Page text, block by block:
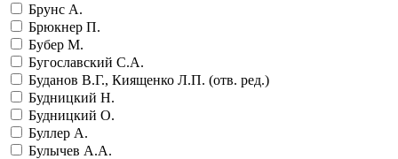
Брунс А.
Брюкнер П.
Бубер М.
Бугославский С.А.
Буданов В.Г., Киященко Л.П. (отв. ред.)
Будницкий Н.
Будницкий О.
Буллер А.
Булычев А.А.